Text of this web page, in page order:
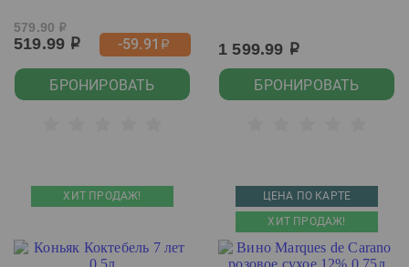
579.90 р
519.99 р -59.91 р
БРОНИРОВАТЬ
1 599.99 р
БРОНИРОВАТЬ
ХИТ ПРОДАЖ!
ЦЕНА ПО КАРТЕ
ХИТ ПРОДАЖ!